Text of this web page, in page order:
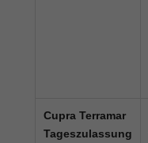
Cupra Terramar
Tageszulassung